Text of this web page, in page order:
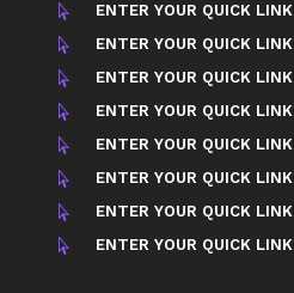

ENTER YOUR QUICK LINK

ENTER YOUR QUICK LINK

ENTER YOUR QUICK LINK

ENTER YOUR QUICK LINK

ENTER YOUR QUICK LINK

ENTER YOUR QUICK LINK

ENTER YOUR QUICK LINK

ENTER YOUR QUICK LINK